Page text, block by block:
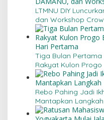
LTMNU DIY
dan Workshop
Tiga Bulan Pertama
Rakyat Kulon
Sejak Hari Pertama
Rebo Pahing Jadi
Mantapkan